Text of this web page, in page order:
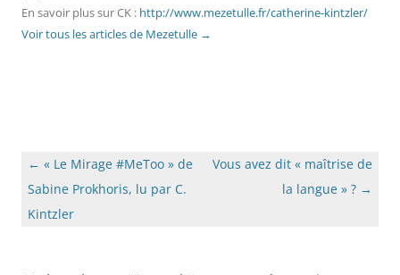
En savoir plus sur CK : http://www.mezetulle.fr/catherine-kintzler/
Voir tous les articles de Mezetulle →
Navigation
des
articles
← « Le Mirage #MeToo » de
Sabine Prokhoris, lu par C.
Kintzler
Vous avez dit « maîtrise de
la langue » ? →